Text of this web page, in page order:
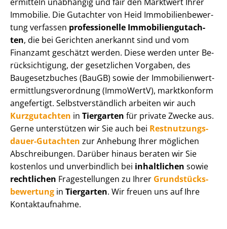
Immobilie. Die Gutachter von Heid Im­mo­bi­li­en­be­wer­
tung verfassen professionelle Im­mo­bi­li­en­gut­ach­
ten, die bei Gerichten anerkannt sind und vom
Finanzamt geschätzt werden. Diese werden unter Be­
rück­sich­ti­gung, der gesetzlichen Vorgaben, des
Baugesetzbuches (BauGB) sowie der Im­mo­bi­li­en­wert­
ermitt­lungs­ver­ord­nung (ImmoWertV), marktkonform
angefertigt. Selbst­ver­ständ­lich arbeiten wir auch
Kurzgutachten in Tiergarten für private Zwecke aus.
Gerne unterstützen wir Sie auch bei Rest­nut­zungs­
dau­er-Gutachten zur Anhebung Ihrer möglichen
Abschreibungen. Darüber hinaus beraten wir Sie
kostenlos und unverbindlich bei inhaltlichen sowie
rechtlichen Fragestellungen zu Ihrer Grund­stücks­
be­wer­tung in Tiergarten. Wir freuen uns auf Ihre
Kontaktaufnahme.